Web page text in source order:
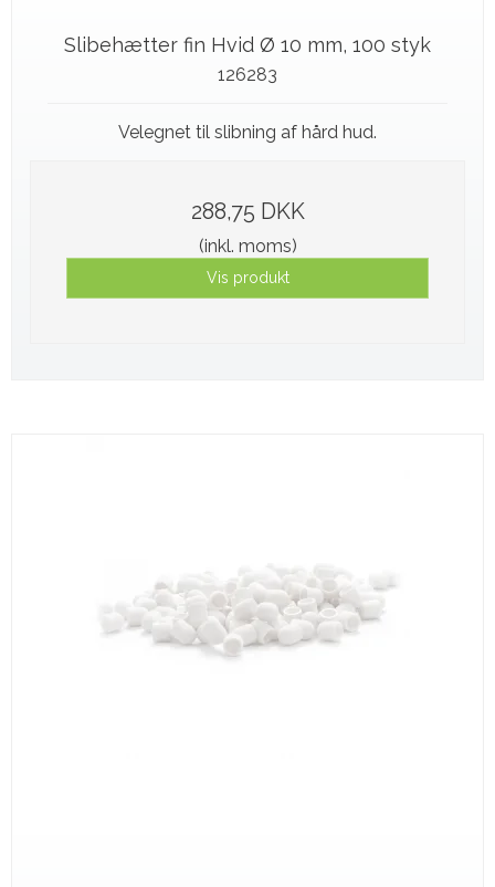
Slibehætter fin Hvid Ø 10 mm, 100 styk
126283
Velegnet til slibning af hård hud.
288,75 DKK
(inkl. moms)
Vis produkt